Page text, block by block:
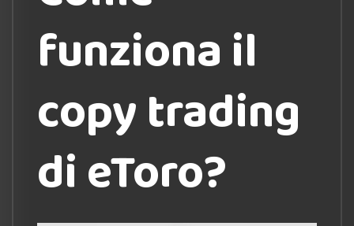
funziona il
copy trading
di eToro?